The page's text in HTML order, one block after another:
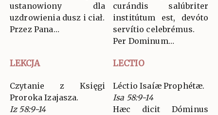
ustanowiony dla
uzdrowienia dusz i ciał.
Przez Pana…
curándis salúbriter
institútum est, devóto
servítio celebrémus.
Per Dominum…
LEKCJA LECTIO
Czytanie z Księgi
Proroka Izajasza.
Iz 58:9-14
Léctio Isaíæ Prophétæ.
Isa 58:9-14
Hæc dicit Dóminus